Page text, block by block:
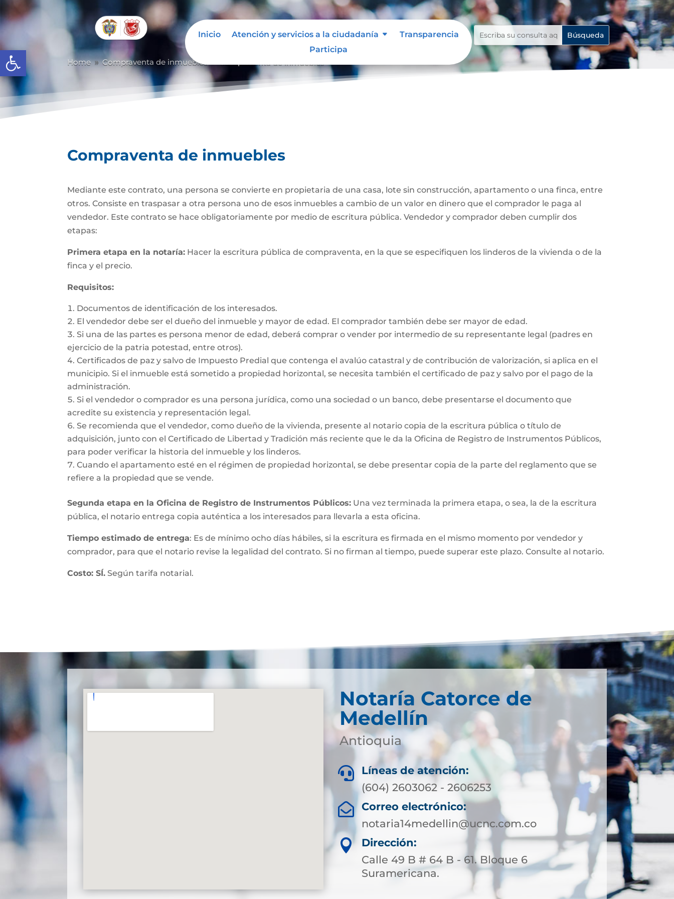
Abrir barra de herramientas
Inicio Atención y servicios a la ciudadanía
Transparencia
Participa
Home 9 Compraventa de inmuebles
Compraventa de inmuebles
Mediante este contrato, una persona se convierte en propietaria de una casa, lote sin construcción, apartamento o una finca, entre
otros. Consiste en traspasar a otra persona uno de esos inmuebles a cambio de un valor en dinero que el comprador le paga al
vendedor. Este contrato se hace obligatoriamente por medio de escritura pública. Vendedor y comprador deben cumplir dos
etapas:
Primera etapa en la notaría: Hacer la escritura pública de compraventa, en la que se especifiquen los linderos de la vivienda o de la
finca y el precio.
Requisitos:
Documentos de identificación de los interesados.
El vendedor debe ser el dueño del inmueble y mayor de edad. El comprador también debe ser mayor de edad.
Si una de las partes es persona menor de edad, deberá comprar o vender por intermedio de su representante legal (padres en
ejercicio de la patria potestad, entre otros).
Certificados de paz y salvo de Impuesto Predial que contenga el avalúo catastral y de contribución de valorización, si aplica en el
municipio. Si el inmueble está sometido a propiedad horizontal, se necesita también el certificado de paz y salvo por el pago de la
administración.
Si el vendedor o comprador es una persona jurídica, como una sociedad o un banco, debe presentarse el documento que
acredite su existencia y representación legal.
Se recomienda que el vendedor, como dueño de la vivienda, presente al notario copia de la escritura pública o título de
adquisición, junto con el Certificado de Libertad y Tradición más reciente que le da la Oficina de Registro de Instrumentos Públicos,
para poder verificar la historia del inmueble y los linderos.
Cuando el apartamento esté en el régimen de propiedad horizontal, se debe presentar copia de la parte del reglamento que se
refiere a la propiedad que se vende.
Segunda etapa en la Oficina de Registro de Instrumentos Públicos: Una vez terminada la primera etapa, o sea, la de la escritura
pública, el notario entrega copia auténtica a los interesados para llevarla a esta oficina.
Tiempo estimado de entrega: Es de mínimo ocho días hábiles, si la escritura es firmada en el mismo momento por vendedor y
comprador, para que el notario revise la legalidad del contrato. Si no firman al tiempo, puede superar este plazo. Consulte al notario.
Costo: SÍ. Según tarifa notarial.
Notaría Catorce de
Medellín
Antioquia

Líneas de atención:
(604) 2603062 - 2606253

Correo electrónico:
notaria14medellin@ucnc.com.co

Dirección:
Calle 49 B # 64 B - 61. Bloque 6
Suramericana.